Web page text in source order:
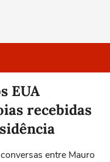
EUA
recebidas
entre Mauro